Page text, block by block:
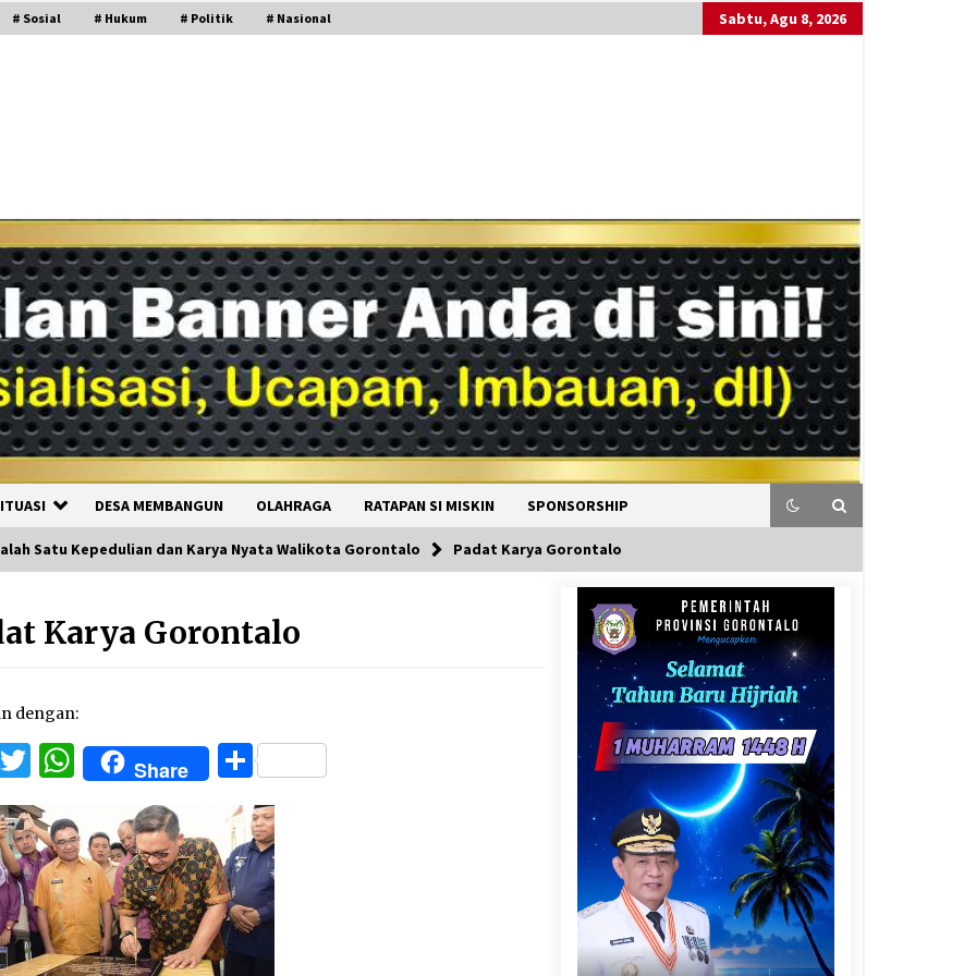
# Sosial # Hukum # Politik # Nasional Sabtu, Agu 8, 2026
DESA MEMBANGUN OLAHRAGA RATAPAN SI MISKIN SPONSORSHIP
Satu Kepedulian dan Karya Nyata Walikota Gorontalo Padat Karya Gorontalo
Karya Gorontalo
dengan:
Twitter
WhatsApp
Share Share